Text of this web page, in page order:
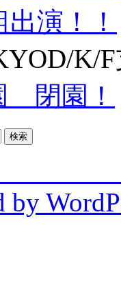
演！！
K/
閉園！
by